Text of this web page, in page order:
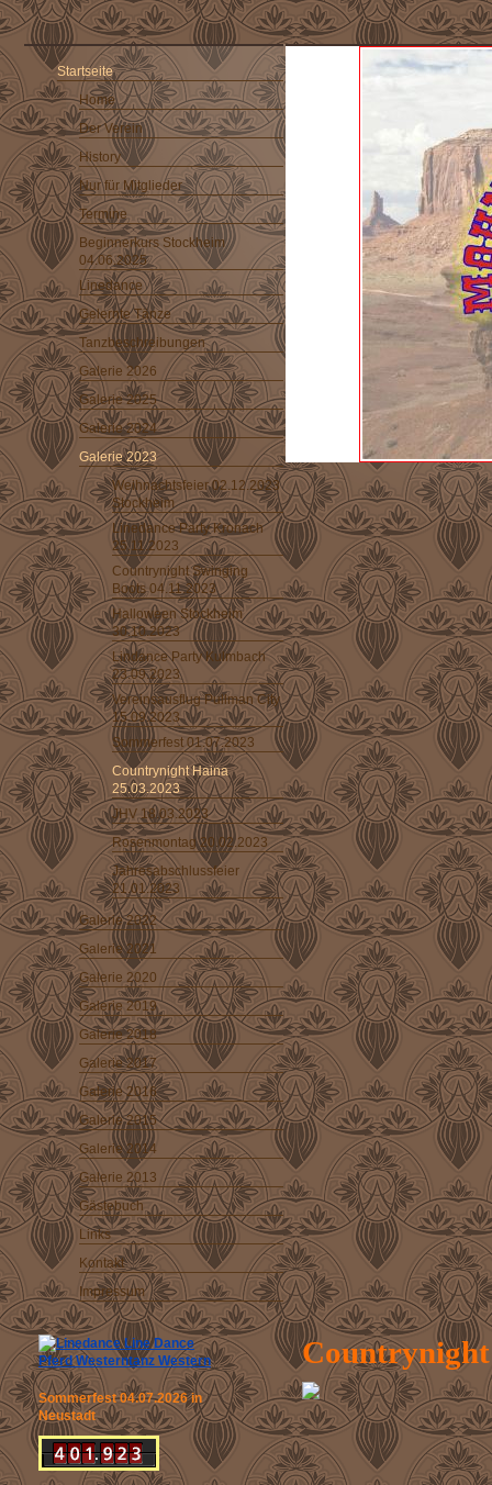
Startseite
Home
Der Verein
History
Nur für Mitglieder
Termine
Beginnerkurs Stockheim
04.06.2025
Linedance
Gelernte Tänze
Tanzbeschreibungen
Galerie 2026
Galerie 2025
Galerie 2024
Galerie 2023
Weihnachtsfeier 02.12.2023
Stockheim
Linedance Party Kronach
25.11.2023
Countrynight Swinging
Boots 04.11.2023
Halloween Stockheim
30.10.2023
Lindance Party Kulmbach
23.09.2023
Vereinsausflug Pullman City
15.09.2023
Sommerfest 01.07.2023
Countrynight Haina
25.03.2023
JHV 18.03.2023
Rosenmontag 20.02.2023
Jahresabschlussfeier
21.01.2023
Galerie 2022
Galerie 2021
Galerie 2020
Galerie 2019
Galerie 2018
Galerie 2017
Galerie 2016
Galerie 2015
Galerie 2014
Galerie 2013
Gästebuch
Links
Kontakt
Impressum
Sommerfest 04.07.2026 in
Neustadt